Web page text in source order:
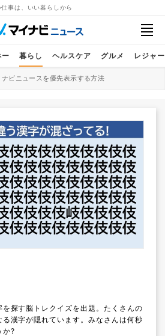
仕事は、いい暮らしから
ー 暮らし ヘルスケア グルメ レジャー
ビニュースを優先表示する方法
探す脳トレクイズを出題。たくさんの
漢字が隠れています。みなさんは何秒
か?